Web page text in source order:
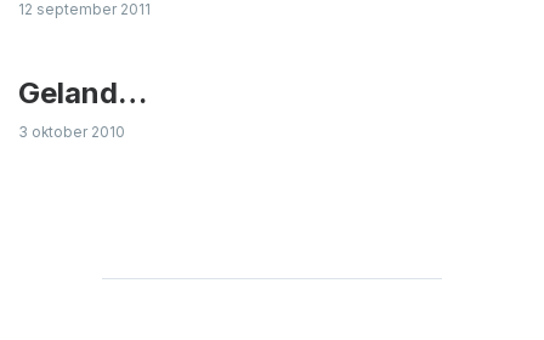
12 september 2011
Geland…
3 oktober 2010